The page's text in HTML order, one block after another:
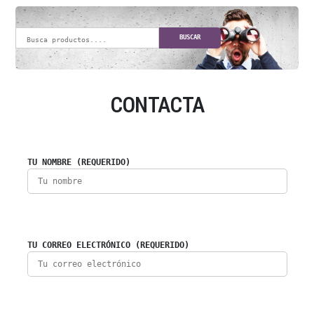
BUSCAR
CONTACTA
TU NOMBRE (REQUERIDO)
TU CORREO ELECTRÓNICO (REQUERIDO)